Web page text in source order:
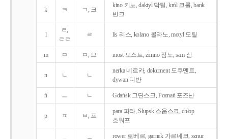
k ㅋ ㄱ, 크
kino 키노, daktyl 닥틸, król 크룰, bank
반크
l
ㄹ,
ㄹㄹ
ㄹ lis 리스, kolano 콜라노, motyl 모틸
m ㅁ ㅁ, 므 most 모스트, zimno 짐노, sam 삼
n ㄴ ㄴ
nerka 네르카, dokument 도쿠멘트,
dywan 디반
ń ㅡ ㄴ Gdańsk 그단스크, Poznań 포즈난
p ㅍ ㅂ, 프
para 파라, Słupsk 스웁스크, chłop
흐워프
rower 로베르, garnek 가르네크, sznur